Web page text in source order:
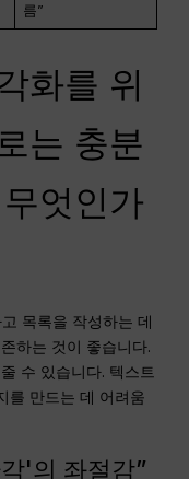
름”
화를 위
는 충분
엇인가
목록을 작성하는 데
하는 것이 좋습니다.
수 있습니다. 텍스트
를 만드는 데 어려움
'의 좌절감”